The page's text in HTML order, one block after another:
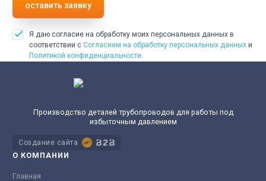
оставить заявку
Я даю согласие на обработку моих персональных данных в
соответствии с Согласием на обработку персональных данных и
Политикой конфиденциальности
Производство деталей трубопроводов для работы под
избыточным давлением
Создание сайта
О КОМПАНИИ
Главная